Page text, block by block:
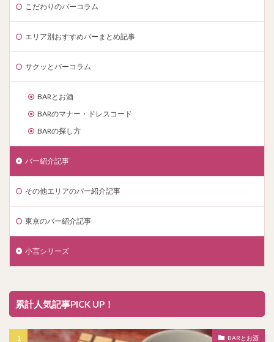
こだわりのバーコラム
エリア別おすすめバーまとめ記事
サクッとバーコラム
BARとお酒
BARのマナー・ドレスコード
BARの探し方
バー紹介記事
その他エリアのバー紹介記事
東京のバー紹介記事
小言シリーズ
累計人気記事PICK UP！
BARとお酒